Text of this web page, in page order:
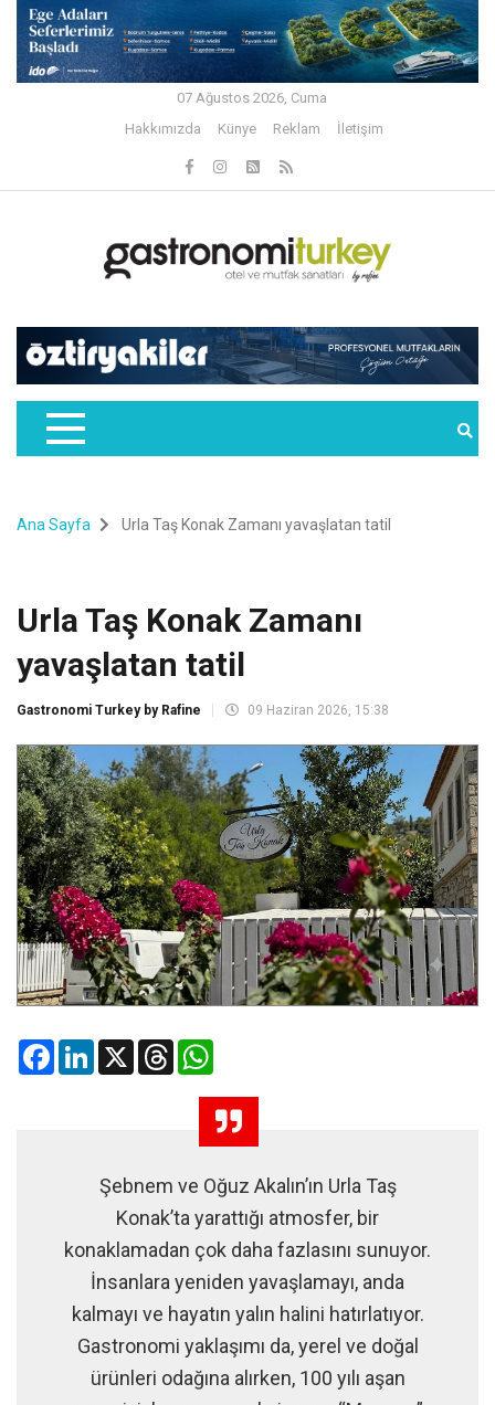
07 Ağustos 2026, Cuma
Hakkımızda
Künye Reklam İletişim
Ana Sayfa Urla Taş Konak Zamanı yavaşlatan tatil
Urla Taş Konak Zamanı
yavaşlatan tatil
Gastronomi Turkey by Rafine 09 Haziran 2026, 15:38
FacebookLinkedIn
X Threads
Şebnem ve Oğuz Akalın’ın Urla Taş
Konak’ta yarattığı atmosfer, bir
konaklamadan çok daha fazlasını sunuyor.
İnsanlara yeniden yavaşlamayı, anda
kalmayı ve hayatın yalın halini hatırlatıyor.
Gastronomi yaklaşımı da, yerel ve doğal
ürünleri odağına alırken, 100 yılı aşan